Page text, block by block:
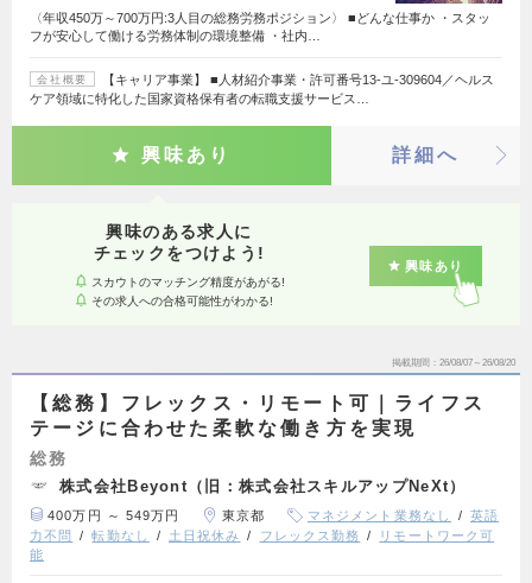
〈年収450万～700万円:3人目の総務労務ポジション〉 ■どんな仕事か ・スタッ
フが安心して働ける労務体制の環境整備 ・社内…
会社概要
【キャリア事業】 ■人材紹介事業・許可番号13-ユ-309604／ヘルス
ケア領域に特化した国家資格保有者の転職支援サービス…
興味あり 詳細へ
興味のある求人に
チェックをつけよう!
スカウトのマッチング精度があがる!
その求人への合格可能性がわかる!
興味あり
掲載期間 26/08/07～26/08/20
【総務】フレックス・リモート可｜ライフス
テージに合わせた柔軟な働き方を実現
総務
株式会社Beyont（旧：株式会社スキルアップNeXt）
400万円 ～ 549万円 東京都 マネジメント業務なし
英語
力不問
転勤なし 土日祝休み フレックス勤務
リモートワーク可
能